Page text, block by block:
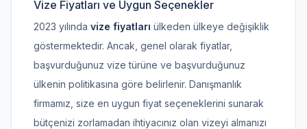
Vize Fiyatları ve Uygun Seçenekler
2023 yılında vize fiyatları ülkeden ülkeye değişiklik
göstermektedir. Ancak, genel olarak fiyatlar,
başvurduğunuz vize türüne ve başvurduğunuz
ülkenin politikasına göre belirlenir. Danışmanlık
firmamız, size en uygun fiyat seçeneklerini sunarak
bütçenizi zorlamadan ihtiyacınız olan vizeyi almanızı